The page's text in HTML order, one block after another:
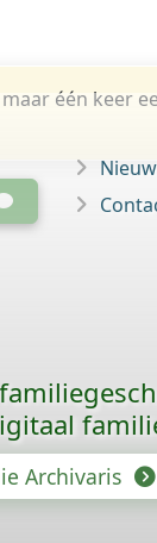
één keer
Archivaris